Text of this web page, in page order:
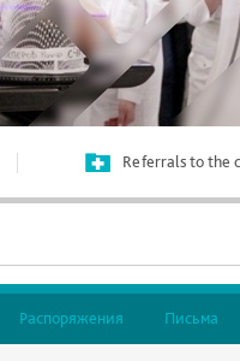
Referrals to the
Распоряжения Письма